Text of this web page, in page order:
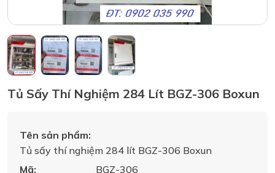
Tủ Sấy Thí Nghiệm 284 Lít BGZ-306 Boxun
Tên sản phẩm:
Tủ sấy thí nghiệm 284 lít BGZ-306 Boxun
Mã:
BGZ-306